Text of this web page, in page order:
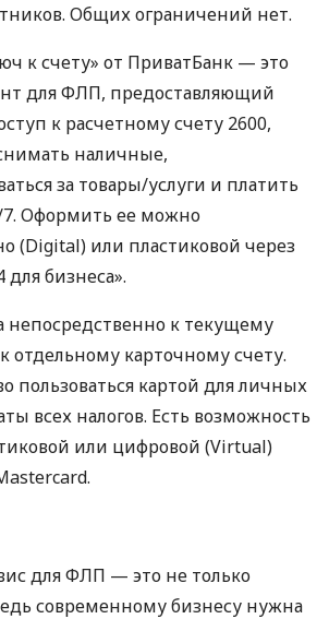
Общих ограничений нет.
к счету» от ПриватБанк — это
для ФЛП, предоставляющий
к расчетному счету 2600,
наличные,
за товары/услуги и платить
7. Оформить ее можно
(Digital) или пластиковой через
для бизнеса».
непосредственно к текущему
отдельному карточному счету.
пользоваться картой для личных
всех налогов. Есть возможность
или цифровой (Virtual)
для ФЛП — это не только
современному бизнесу нужна